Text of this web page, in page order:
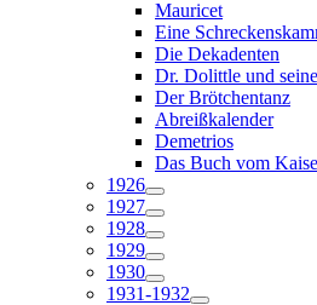
Mauricet
Eine
Die Dekadenten
Dr. Dolittle und
Der Brötchentanz
Abreißkalender
Demetrios
Das Buch vom
1926
1927
1928
1929
1930
1931-1932